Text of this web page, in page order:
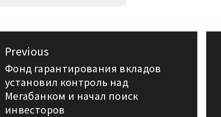
Previous
Previous
post:
Фонд гарантирования вкладов
установил контроль над
Мегабанком и начал поиск
инвесторов